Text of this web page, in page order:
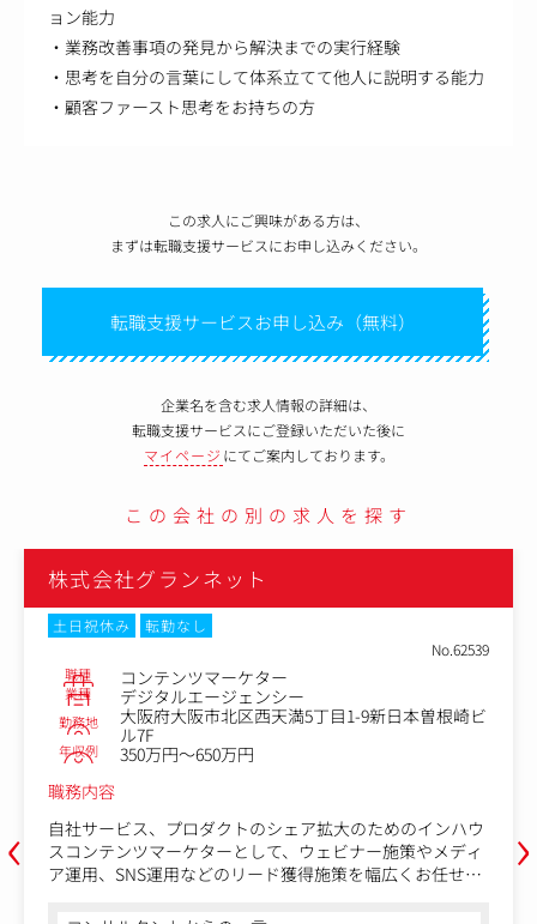
ョン能力
・業務改善事項の発見から解決までの実行経験
・思考を自分の言葉にして体系立てて他人に説明する能力
・顧客ファースト思考をお持ちの方
この求人にご興味がある方は、
まずは転職支援サービスにお申し込みください。
転職支援サービスお申し込み（無料）
企業名を含む求人情報の詳細は、
転職支援サービスにご登録いただいた後に
マイページ にてご案内しております。
この会社の別の求人を探す
‹
株式会社グランネット
土日祝休み
転勤なし
No.62539
職種 コンテンツマーケター
業種 デジタルエージェンシー
勤務地
大阪府大阪市北区西天満5丁目1-9新日本曽根崎ビ
ル7F
年収例
350万円～650万円
職務内容
自社サービス、プロダクトのシェア拡大のためのインハウ
スコンテンツマーケターとして、ウェビナー施策やメディ
ア運用、SNS運用などのリード獲得施策を幅広くお任せし
›